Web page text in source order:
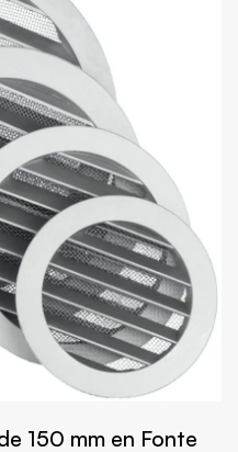
150 mm en Fonte